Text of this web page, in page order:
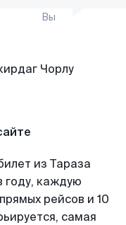
Вы
из Тараза
году, каждую
рейсов и 10
самая